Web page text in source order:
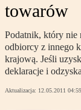
towarów
Podatnik, który nie
odbiorcy z innego
krajową. Jeśli
deklaracje i
Aktualizacja: 12.05.2011 04:59